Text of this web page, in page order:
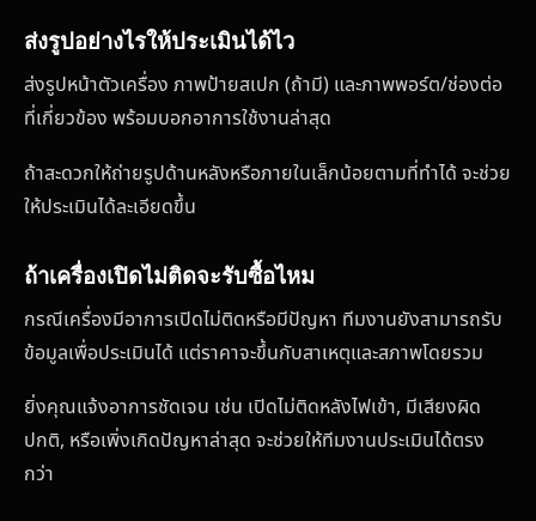
ส่งรูปอย่างไรให้ประเมินได้ไว
ส่งรูปหน้าตัวเครื่อง ภาพป้ายสเปก (ถ้ามี) และภาพพอร์ต/ช่องต่อ
ที่เกี่ยวข้อง พร้อมบอกอาการใช้งานล่าสุด
ถ้าสะดวกให้ถ่ายรูปด้านหลังหรือภายในเล็กน้อยตามที่ทำได้ จะช่วย
ให้ประเมินได้ละเอียดขึ้น
ถ้าเครื่องเปิดไม่ติดจะรับซื้อไหม
กรณีเครื่องมีอาการเปิดไม่ติดหรือมีปัญหา ทีมงานยังสามารถรับ
ข้อมูลเพื่อประเมินได้ แต่ราคาจะขึ้นกับสาเหตุและสภาพโดยรวม
ยิ่งคุณแจ้งอาการชัดเจน เช่น เปิดไม่ติดหลังไฟเข้า, มีเสียงผิด
ปกติ, หรือเพิ่งเกิดปัญหาล่าสุด จะช่วยให้ทีมงานประเมินได้ตรง
กว่า